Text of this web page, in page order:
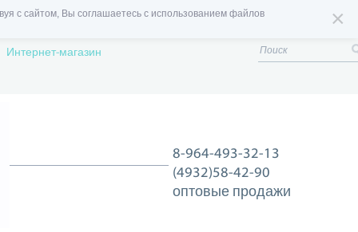
×
с сайтом, Вы соглашаетесь с использованием файлов
Интернет-магазин
8-964-493-32-13
(4932)58-42-90
оптовые продажи